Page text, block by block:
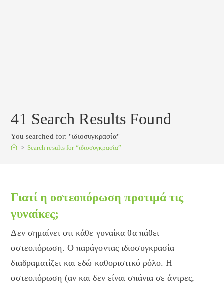
41 Search Results Found
You searched for: "ιδιοσυγκρασία"
> Search results for“ιδιοσυγκρασία”
Γιατί η οστεοπόρωση προτιμά τις
γυναίκες;
Δεν σημαίνει οτι κάθε γυναίκα θα πάθει
οστεοπόρωση. Ο παράγοντας ιδιοσυγκρασία
διαδραματίζει και εδώ καθοριστικό ρόλο. Η
οστεοπόρωση (αν και δεν είναι σπάνια σε άντρες,